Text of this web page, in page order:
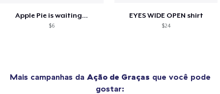
Apple Pie is waiting...
$6
EYES WIDE OPEN shirt
$24
Mais campanhas da Ação de Graças que você pode
gostar: